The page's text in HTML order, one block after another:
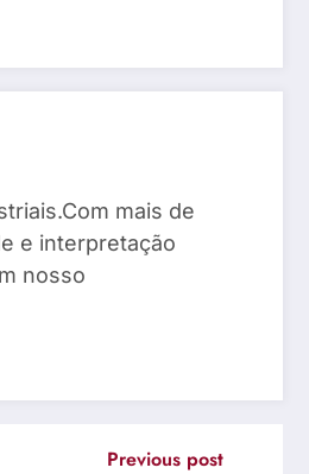
mais de
e interpretação
nosso
Previous post